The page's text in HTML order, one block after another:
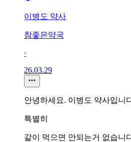
이병도 약사
참좋은약국
∙
26.03.29
안녕하세요. 이병도 약사입니
특별히
같이 먹으면 안되는거 없습니